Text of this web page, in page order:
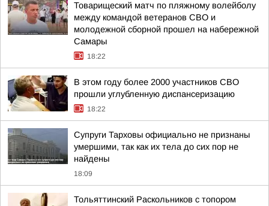
Товарищеский матч по пляжному волейболу
между командой ветеранов СВО и
молодежной сборной прошел на набережной
Самары
18:22
В этом году более 2000 участников СВО
прошли углубленную диспансеризацию
18:22
Супруги Тарховы официально не признаны
умершими, так как их тела до сих пор не
найдены
18:09
Тольяттинский Раскольников с топором